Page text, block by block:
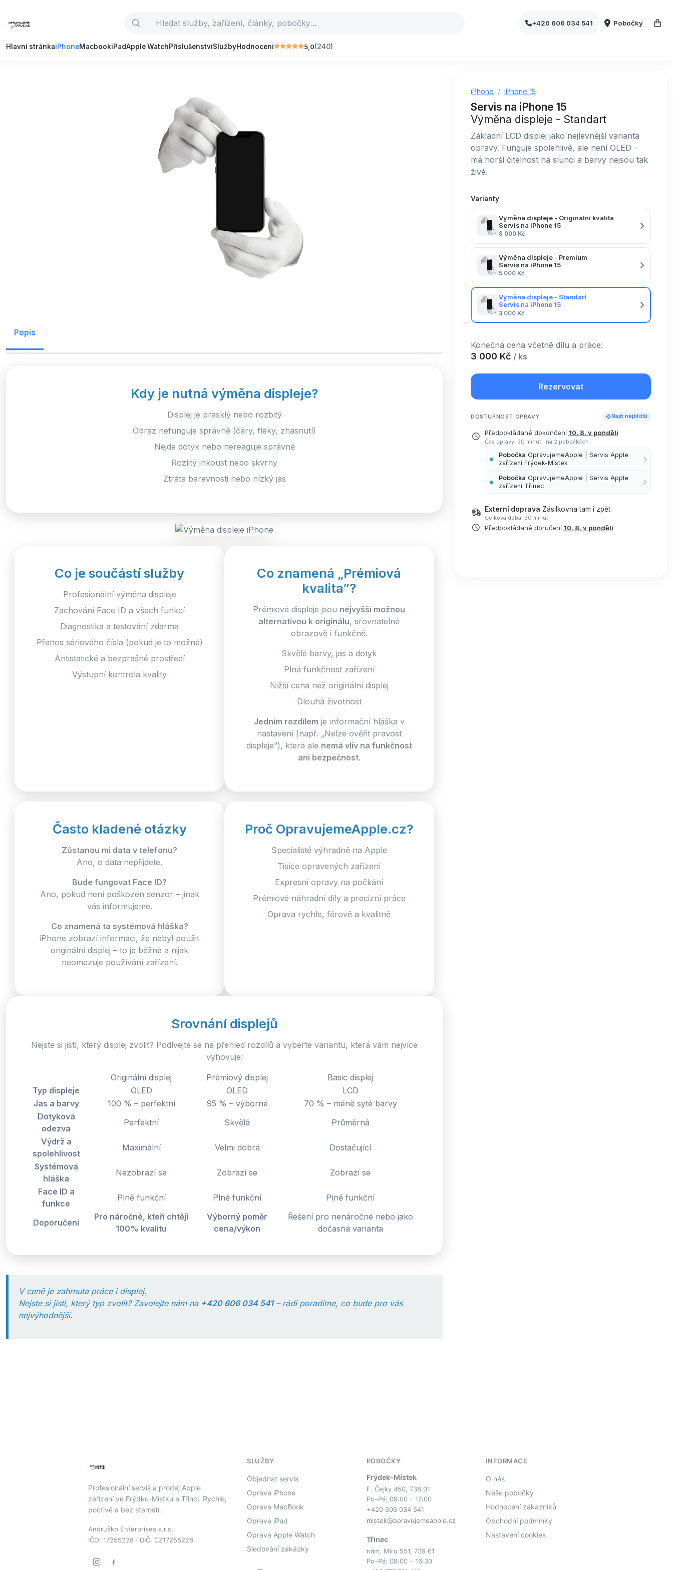
+420 606 034 541 Pobočky
Hlavní stránkaiPhoneMacbookiPadApple WatchPříslušenstvíSlužbyHodnocení 5,0(240)
Popis
Kdy je nutná výměna displeje?
Displej je prasklý nebo rozbitý
Obraz nefunguje správně (čáry, fleky, zhasnutí)
Nejde dotyk nebo nereaguje správně
Rozlitý inkoust nebo skvrny
Ztráta barevnosti nebo nízký jas
Co je součástí služby
Profesionální výměna displeje
Zachování Face ID a všech funkcí
Diagnostika a testování zdarma
Přenos sériového čísla (pokud je to možné)
Antistatické a bezprašné prostředí
Výstupní kontrola kvality
Co znamená „Prémiová
kvalita”?
Prémiové displeje jsou nejvyšší možnou
alternativou k originálu, srovnatelné
obrazově i funkčně.
Skvělé barvy, jas a dotyk
Plná funkčnost zařízení
Nižší cena než originální displej
Dlouhá životnost
Jedním rozdílem je informační hláška v
nastavení (např. „Nelze ověřit pravost
displeje”), která ale nemá vliv na funkčnost
ani bezpečnost.
Často kladené otázky
Zůstanou mi data v telefonu?
Ano, o data nepřijdete.
Bude fungovat Face ID?
Ano, pokud není poškozen senzor – jinak
vás informujeme.
Co znamená ta systémová hláška?
iPhone zobrazí informaci, že nebyl použit
originální displej – to je běžné a nijak
neomezuje používání zařízení.
Proč OpravujemeApple.cz?
Specialisté výhradně na Apple
Tisíce opravených zařízení
Expresní opravy na počkání
Prémiové náhradní díly a precizní práce
Oprava rychle, férově a kvalitně
Srovnání displejů
Nejste si jistí, který displej zvolit? Podívejte se na přehled rozdílů a vyberte variantu, která vám nejvíce
vyhovuje:
Originální displej Prémiový displej
Basic displej
Typ displeje
OLED OLED
LCD
Jas a barvy
100 % – perfektní 95 % – výborné
70 % – méně syté barvy
Dotyková
odezva
Perfektní Skvělá
Průměrná
Výdrž a
spolehlivost
Maximální Velmi dobrá
Dostačující
Systémová
hláška
Nezobrazí se Zobrazí se
Zobrazí se
Face ID a
funkce
Plně funkční Plně funkční Plně funkční
Doporučení
Pro náročné, kteří chtějí
100% kvalitu
Výborný poměr
cena/výkon
Řešení pro nenáročné nebo jako
dočasná varianta
V ceně je zahrnuta práce i displej.
Nejste si jisti, který typ zvolit? Zavolejte nám na +420 606 034 541– rádi poradíme, co bude pro vás
nejvýhodnější.
iPhone iPhone 15
Servis na iPhone 15
Výměna displeje - Standart
Základní LCD displej jako nejlevnější varianta
opravy. Funguje spolehlivě, ale není OLED –
má horší čitelnost na slunci a barvy nejsou tak
živé.
Varianty
Výměna displeje - Originální kvalita
Servis na iPhone 15
8 000 Kč
Výměna displeje - Premium
Servis na iPhone 15
5 000 Kč
Výměna displeje - Standart
Servis na iPhone 15
3 000 Kč
Konečná cena včetně dílu a práce:
3 000 Kč / ks
Rezervovat
DOSTUPNOST OPRAVY Najít nejbližší
Předpokládané dokončení 10. 8. v pondělí
Čas opravy: 30 minut · na 2 pobočkách
Pobočka OpravujemeApple | Servis Apple
zařízení Frýdek-Místek
Pobočka OpravujemeApple | Servis Apple
zařízení Třinec
Externí doprava Zásilkovna tam i zpět
Celková doba: 30 minut
Předpokládané doručení 10. 8. v pondělí
Profesionální servis a prodej Apple
zařízení ve Frýdku-Místku a Třinci. Rychle,
poctivě a bez starostí.
Andruško Enterprises s.r.o.
IČO: 17255228 · DIČ: CZ17255228
SLUŽBY
Objednat servis
Oprava iPhone
Oprava MacBook
Oprava iPad
Oprava Apple Watch
Sledování zakázky
POBOČKY
Frýdek-Místek
F. Čejky 450, 738 01
Po–Pá: 09:00 – 17:00
+420 606 034 541
mistek@opravujemeapple.cz
Třinec
nám. Míru 551, 739 61
Po–Pá: 08:00 – 16:30
INFORMACE
O nás
Naše pobočky
Hodnocení zákazníků
Obchodní podmínky
Nastavení cookies